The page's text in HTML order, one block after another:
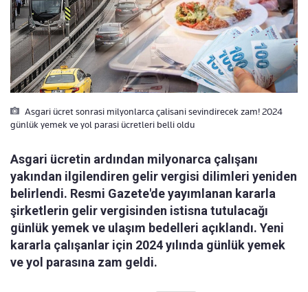
Asgari ücret sonrasi milyonlarca çalisani sevindirecek zam! 2024
günlük yemek ve yol parasi ücretleri belli oldu
Asgari ücretin ardından milyonarca çalışanı
yakından ilgilendiren gelir vergisi dilimleri yeniden
belirlendi. Resmi Gazete'de yayımlanan kararla
şirketlerin gelir vergisinden istisna tutulacağı
günlük yemek ve ulaşım bedelleri açıklandı. Yeni
kararla çalışanlar için 2024 yılında günlük yemek
ve yol parasına zam geldi.